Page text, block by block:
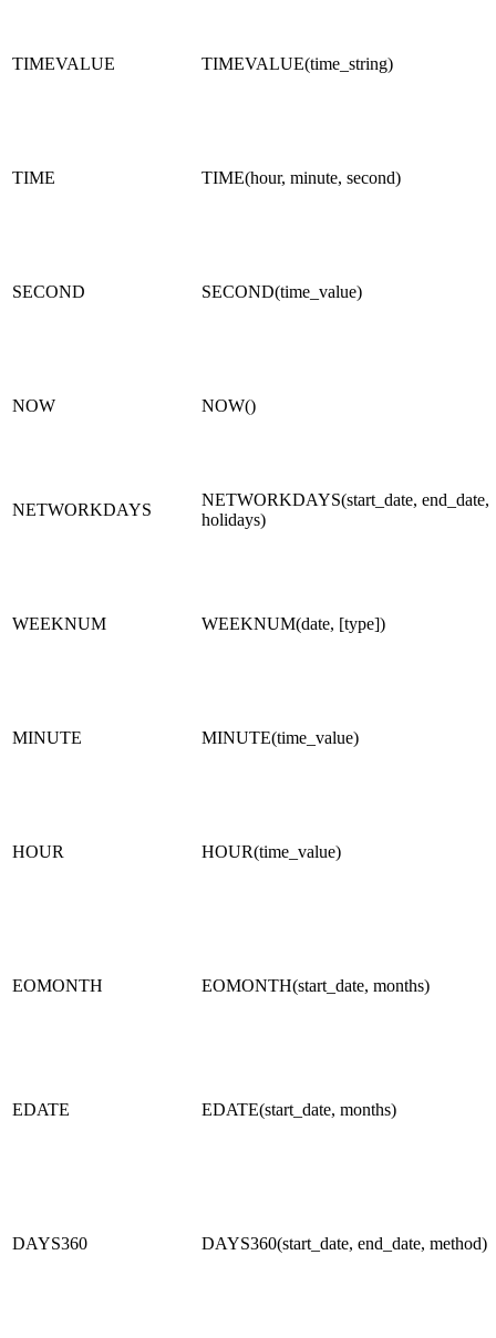
TIMEVALUE TIMEVALUE(time_string)
TIME TIME(hour, minute, second)
SECOND SECOND(time_value)
NOW NOW()
NETWORKDAYS
NETWORKDAYS(start_date, end_date,
holidays)
WEEKNUM WEEKNUM(date, [type])
MINUTE MINUTE(time_value)
HOUR HOUR(time_value)
EOMONTH EOMONTH(start_date, months)
EDATE EDATE(start_date, months)
DAYS360 DAYS360(start_date, end_date, method)